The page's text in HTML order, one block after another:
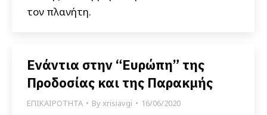
τον πλανήτη.
Ενάντια στην “Ευρώπη” της
Προδοσίας και της Παρακμής
ΕΠΙΚΑΙΡΟΤΗΤΑ Byxrisiavgi 16/06/2020